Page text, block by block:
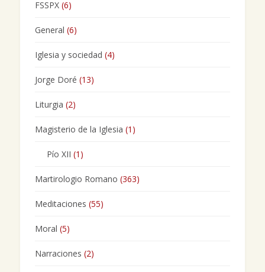
FSSPX(6)
General (6)
Iglesia y sociedad (4)
Jorge Doré (13)
Liturgia (2)
Magisterio de la Iglesia (1)
Pío XII (1)
Martirologio Romano (363)
Meditaciones (55)
Moral (5)
Narraciones (2)